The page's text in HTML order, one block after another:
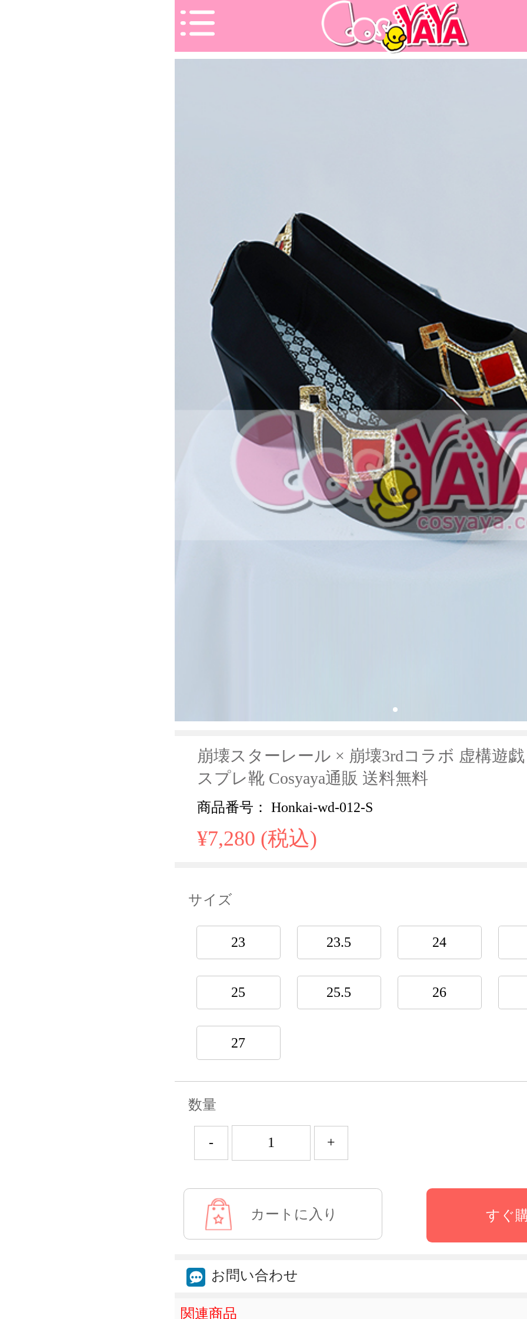
崩壊スターレール × 崩壊3rdコラボ 虚構遊
スプレ靴 Cosyaya通販 送料無料
商品番号： Honkai-wd-012-S
¥7,280 (税込)
サイズ
23 23.5 24
25 25.5 26
27
数量
- +
すぐ
お問い合わせ
関連商品